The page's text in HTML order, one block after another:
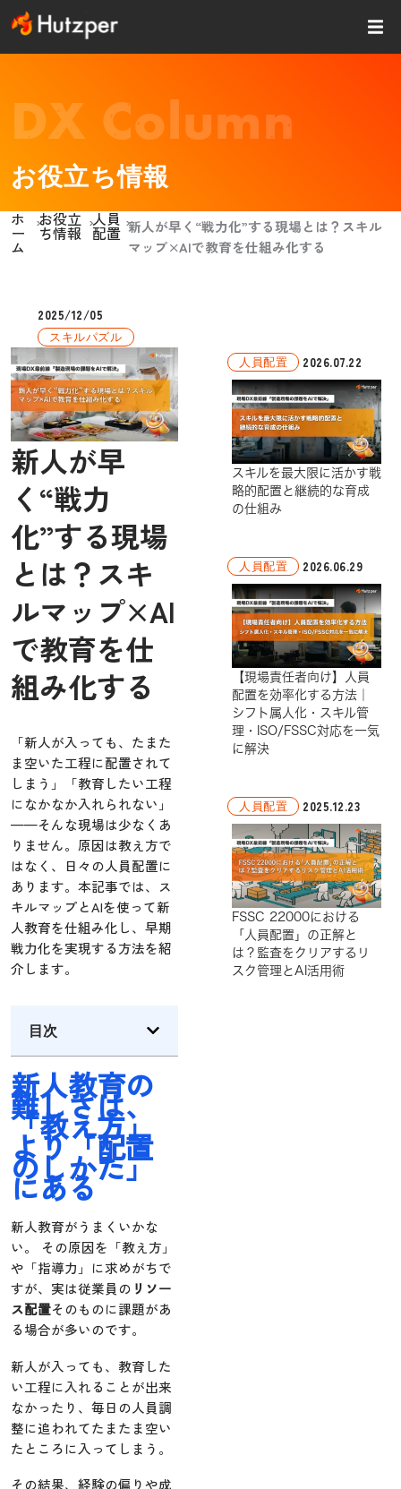
容
を
DX Column
お役立ち情報
ホ
ー
ム
›お役立
ち情報
›人員
配置
›新人が早く“戦力化”する現場とは？スキル
マップ×AIで教育を仕組み化する
2025/12/05
スキルパズル
新人が早
く“戦力
化”する現場
とは？スキ
ルマップ×AI
で教育を仕
組み化する
「新人が入っても、たまた
ま空いた工程に配置されて
しまう」「教育したい工程
になかなか入れられない」
——そんな現場は少なくあ
りません。原因は教え方で
はなく、日々の人員配置に
あります。本記事では、ス
キルマップとAIを使って新
人教育を仕組み化し、早期
戦力化を実現する方法を紹
介します。
目次
新人教育の
難しさは、
「教え方」
より「配置
のしかた」
にある
新人教育がうまくいかな
い。 その原因を「教え方」
や「指導力」に求めがちで
すが、実は従業員の リソー
ス配置そのものに課題があ
る場合が多いのです。
新人が入っても、教育した
い工程に入れることが出来
なかったり、毎日の人員調
整に追われてたまたま空い
たところに入ってしまう。
その結果、経験の偏りや成
人員配置 2026.07.22
スキルを最大限に活かす戦
略的配置と継続的な育成
の仕組み
人員配置 2026.06.29
【現場責任者向け】人員
配置を効率化する方法｜
シフト属人化・スキル管
理・ISO/FSSC対応を一気
に解決
人員配置 2025.12.23
FSSC 22000における
「人員配置」の正解と
は？監査をクリアするリ
スク管理とAI活用術